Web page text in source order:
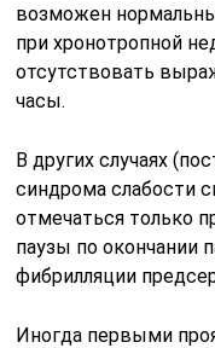
возможен
при хронотропной
отсутствовать
часы.
В других случаях
синдрома слабости
отмечаться только
паузы по окончании
фибрилляции
Иногда первыми